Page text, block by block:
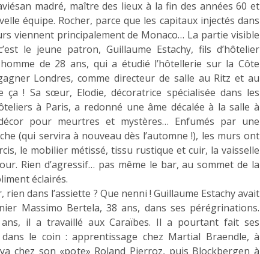
madré, maître des lieux à la fin des années 60 et
équipe. Rocher, parce que les capitaux injectés dans
viennent principalement de Monaco… La partie visible
le jeune patron, Guillaume Estachy, fils d’hôtelier
de 28 ans, qui a étudié l’hôtellerie sur la Côte
Londres, comme directeur de salle au Ritz et au
! Sa sœur, Elodie, décoratrice spécialisée dans les
à Paris, a redonné une âme décalée à la salle à
pour meurtres et mystères… Enfumés par une
(qui servira à nouveau dès l’automne !), les murs ont
le mobilier métissé, tissu rustique et cuir, la vaisselle
Rien d’agressif… pas même le bar, au sommet de la
éclairés.
rien dans l’assiette ? Que nenni ! Guillaume Estachy avait
Massimo Bertela, 38 ans, dans ses pérégrinations.
il a travaillé aux Caraïbes. Il a pourtant fait ses
le coin : apprentissage chez Martial Braendle, à
chez son «pote» Roland Pierroz, puis Blockbergen à